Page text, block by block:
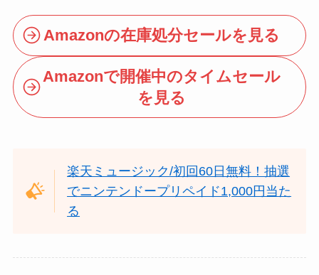
Amazonの在庫処分セールを見る
Amazonで開催中のタイムセール
を見る
楽天ミュージック/初回60日無料！抽選
でニンテンドープリペイド1,000円当た
る